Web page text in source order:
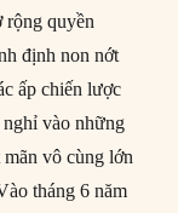
rộng quyền
định non nớt
ấp chiến lược
vào những
mãn vô cùng lớn
tháng 6 năm